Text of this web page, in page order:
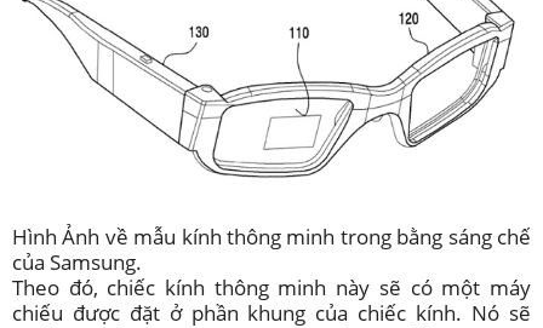
Hình Ảnh về mẫu kính thông minh trong bằng sáng chế
của Samsung.
Theo đó, chiếc kính thông minh này sẽ có một máy
chiếu được đặt ở phần khung của chiếc kính. Nó sẽ